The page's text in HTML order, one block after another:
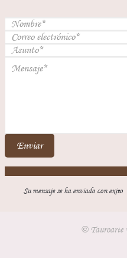
Enviar
Su mensaje se ha enviado con exito
© Tauroarte